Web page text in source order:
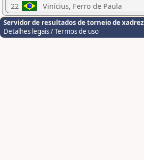
22
Vinícius, Ferro de Paula
Servidor de resultados de torneio de xadrez
Detalhes legais / Termos de uso